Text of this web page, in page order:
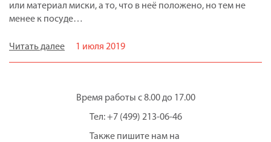
или материал миски, а то, что в неё положено, но тем не
менее к посуде…
Читать далее 1 июля 2019
Время работы с 8.00 до 17.00
Тел: +7 (499) 213-06-46
Также пишите нам на